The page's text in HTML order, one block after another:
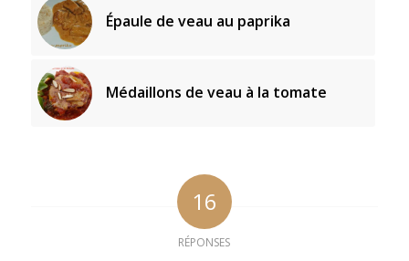
Épaule de veau au paprika
Médaillons de veau à la tomate
16
RÉPONSES